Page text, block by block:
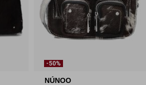
-50%
NÚNOO